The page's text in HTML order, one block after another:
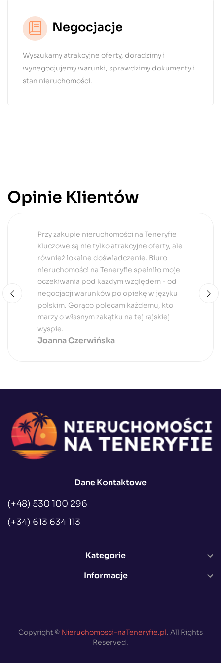
Negocjacje
Wyszukamy atrakcyjne oferty, doradzimy i
wynegocjujemy warunki, sprawdzimy dokumenty i
stan nieruchomości.
Opinie Klientów
Dla mnie, jako inwestora zagranicznego,
kluczową kwestią było zrozumienie
procesu zakupu nieruchomości na
Teneryfie. Biuro to nie tylko pomogło mi w
znalezieniu idealnej oferty, ale także
zapewniło kompleksowe wsparcie
prawnicze i finansowe. Bez obaw mogę
polecić ich usługi każdemu, kto chce
zainwestować w rajską wyspę!
Andrzej Kwiatkowski
Dane Kontaktowe
(+48) 530 100 296
(+34) 613 634 113
Kategorie 
Informacje 
Copyright © Nieruchomosci-naTeneryfie.pl. All Rights
Reserved.